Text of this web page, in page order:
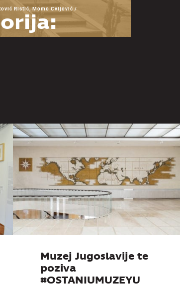
Ristić, Momo Cvijović /
za
Muzej Jugoslavije te
poziva
#OSTANIUMUZEYU